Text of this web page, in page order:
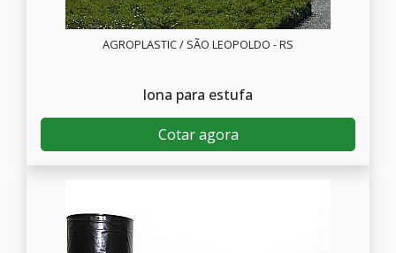
AGROPLASTIC / SÃO LEOPOLDO - RS
lona para estufa
Cotar agora